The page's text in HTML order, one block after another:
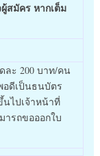
สมัคร หากเต็ม
ละ 200 บาท/คน
อดีเป็นธนบัตร
ไปเจ้าหน้าที่
ารถขอออกใบ